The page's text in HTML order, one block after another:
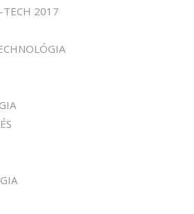
TECH 2017